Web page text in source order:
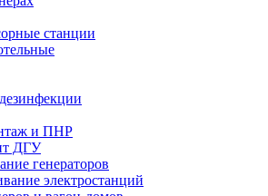
станции
и ПНР
ДГУ
генераторов
электростанций